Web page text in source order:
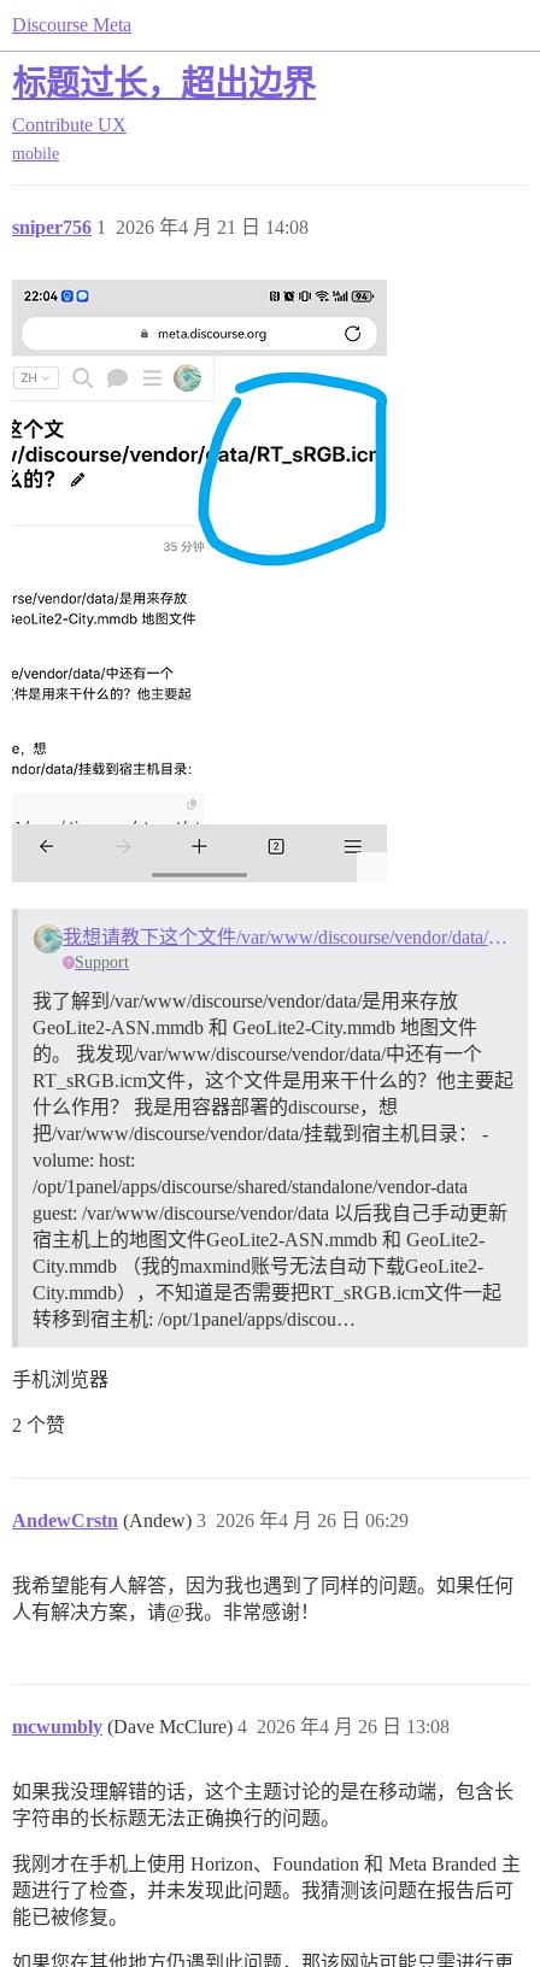
Discourse Meta
标题过长，超出边界
Contribute UX
mobile
sniper756 2026 年4 月 21 日 14:08
1
我想请教下这个文件/var/www/discourse/vendor/data/RT_sRGB.icm是用来干什么的？
Support
我了解到/var/www/discourse/vendor/data/是用来存放
GeoLite2-ASN.mmdb 和 GeoLite2-City.mmdb 地图文件
的。 我发现/var/www/discourse/vendor/data/中还有一个
RT_sRGB.icm文件，这个文件是用来干什么的？他主要起
什么作用？ 我是用容器部署的discourse，想
把/var/www/discourse/vendor/data/挂载到宿主机目录： -
volume: host:
/opt/1panel/apps/discourse/shared/standalone/vendor-data
guest: /var/www/discourse/vendor/data 以后我自己手动更新
宿主机上的地图文件GeoLite2-ASN.mmdb 和 GeoLite2-
City.mmdb （我的maxmind账号无法自动下载GeoLite2-
City.mmdb），不知道是否需要把RT_sRGB.icm文件一起
转移到宿主机: /opt/1panel/apps/discou…
手机浏览器
2 个赞
AndewCrstn (Andew) 2026 年4 月 26 日 06:29
3
我希望能有人解答，因为我也遇到了同样的问题。如果任何
人有解决方案，请@我。非常感谢！
mcwumbly (Dave McClure) 2026 年4 月 26 日 13:08
4
如果我没理解错的话，这个主题讨论的是在移动端，包含长
字符串的长标题无法正确换行的问题。
我刚才在手机上使用 Horizon、Foundation 和 Meta Branded 主
题进行了检查，并未发现此问题。我猜测该问题在报告后可
能已被修复。